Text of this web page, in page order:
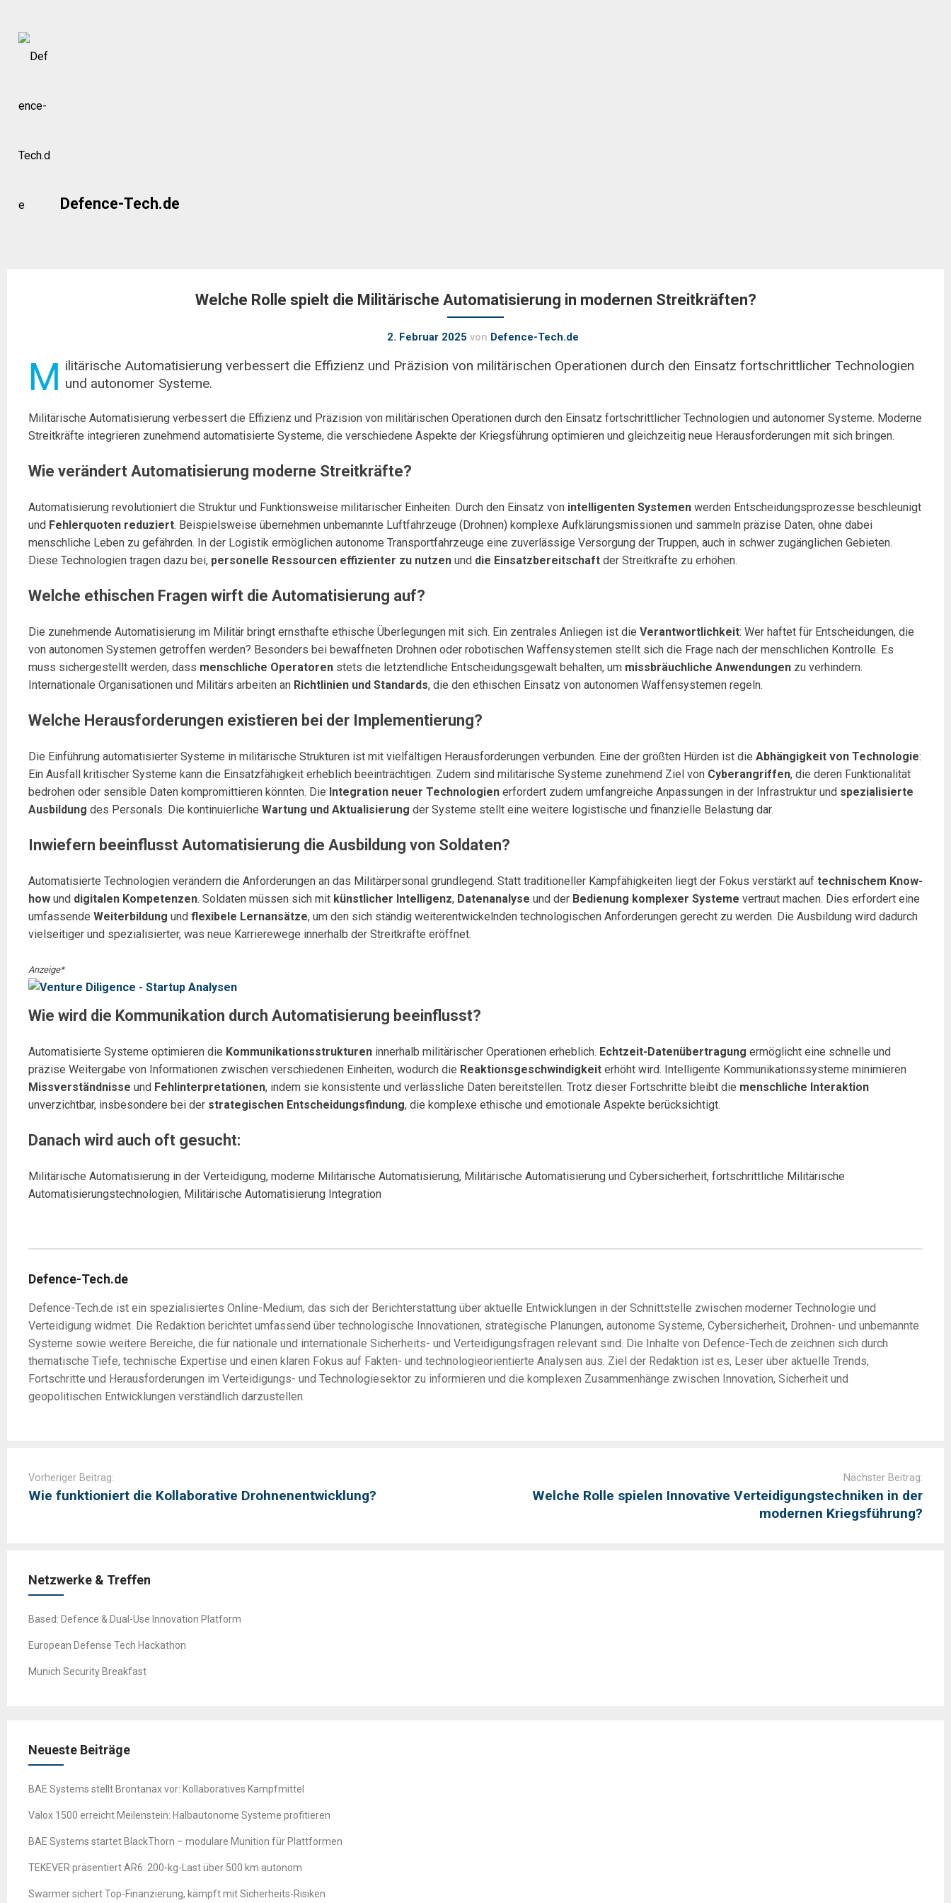
Skip
Defence-Tech.de
Welche Rolle spielt die Militärische Automatisierung in modernen Streitkräften?
2. Februar 2025 von Defence-Tech.de
M ilitärische Automatisierung verbessert die Effizienz und Präzision von militärischen Operationen durch den Einsatz fortschrittlicher Technologien
und autonomer Systeme.
Militärische Automatisierung verbessert die Effizienz und Präzision von militärischen Operationen durch den Einsatz fortschrittlicher Technologien und autonomer Systeme. Moderne
Streitkräfte integrieren zunehmend automatisierte Systeme, die verschiedene Aspekte der Kriegsführung optimieren und gleichzeitig neue Herausforderungen mit sich bringen.
Wie verändert Automatisierung moderne Streitkräfte?
Automatisierung revolutioniert die Struktur und Funktionsweise militärischer Einheiten. Durch den Einsatz von intelligenten Systemen werden Entscheidungsprozesse beschleunigt
und Fehlerquoten reduziert. Beispielsweise übernehmen unbemannte Luftfahrzeuge (Drohnen) komplexe Aufklärungsmissionen und sammeln präzise Daten, ohne dabei
menschliche Leben zu gefährden. In der Logistik ermöglichen autonome Transportfahrzeuge eine zuverlässige Versorgung der Truppen, auch in schwer zugänglichen Gebieten.
Diese Technologien tragen dazu bei, personelle Ressourcen effizienter zu nutzen und die Einsatzbereitschaft der Streitkräfte zu erhöhen.
Welche ethischen Fragen wirft die Automatisierung auf?
Die zunehmende Automatisierung im Militär bringt ernsthafte ethische Überlegungen mit sich. Ein zentrales Anliegen ist die Verantwortlichkeit: Wer haftet für Entscheidungen, die
von autonomen Systemen getroffen werden? Besonders bei bewaffneten Drohnen oder robotischen Waffensystemen stellt sich die Frage nach der menschlichen Kontrolle. Es
muss sichergestellt werden, dass menschliche Operatoren stets die letztendliche Entscheidungsgewalt behalten, um missbräuchliche Anwendungen zu verhindern.
Internationale Organisationen und Militärs arbeiten an Richtlinien und Standards, die den ethischen Einsatz von autonomen Waffensystemen regeln.
Welche Herausforderungen existieren bei der Implementierung?
Die Einführung automatisierter Systeme in militärische Strukturen ist mit vielfältigen Herausforderungen verbunden. Eine der größten Hürden ist die Abhängigkeit von Technologie:
Ein Ausfall kritischer Systeme kann die Einsatzfähigkeit erheblich beeinträchtigen. Zudem sind militärische Systeme zunehmend Ziel von Cyberangriffen, die deren Funktionalität
bedrohen oder sensible Daten kompromittieren könnten. Die Integration neuer Technologien erfordert zudem umfangreiche Anpassungen in der Infrastruktur und spezialisierte
Ausbildung des Personals. Die kontinuierliche Wartung und Aktualisierung der Systeme stellt eine weitere logistische und finanzielle Belastung dar.
Inwiefern beeinflusst Automatisierung die Ausbildung von Soldaten?
Automatisierte Technologien verändern die Anforderungen an das Militärpersonal grundlegend. Statt traditioneller Kampfähigkeiten liegt der Fokus verstärkt auf technischem Know-
how und digitalen Kompetenzen. Soldaten müssen sich mit künstlicher Intelligenz, Datenanalyse und der Bedienung komplexer Systeme vertraut machen. Dies erfordert eine
umfassende Weiterbildung und flexibele Lernansätze, um den sich ständig weiterentwickelnden technologischen Anforderungen gerecht zu werden. Die Ausbildung wird dadurch
vielseitiger und spezialisierter, was neue Karrierewege innerhalb der Streitkräfte eröffnet.
Anzeige*
Wie wird die Kommunikation durch Automatisierung beeinflusst?
Automatisierte Systeme optimieren die Kommunikationsstrukturen innerhalb militärischer Operationen erheblich. Echtzeit-Datenübertragung ermöglicht eine schnelle und
präzise Weitergabe von Informationen zwischen verschiedenen Einheiten, wodurch die Reaktionsgeschwindigkeit erhöht wird. Intelligente Kommunikationssysteme minimieren
Missverständnisse und Fehlinterpretationen, indem sie konsistente und verlässliche Daten bereitstellen. Trotz dieser Fortschritte bleibt die menschliche Interaktion
unverzichtbar, insbesondere bei der strategischen Entscheidungsfindung, die komplexe ethische und emotionale Aspekte berücksichtigt.
Danach wird auch oft gesucht:
Militärische Automatisierung in der Verteidigung, moderne Militärische Automatisierung, Militärische Automatisierung und Cybersicherheit, fortschrittliche Militärische
Automatisierungstechnologien, Militärische Automatisierung Integration
Defence-Tech.de
Defence-Tech.de ist ein spezialisiertes Online-Medium, das sich der Berichterstattung über aktuelle Entwicklungen in der Schnittstelle zwischen moderner Technologie und
Verteidigung widmet. Die Redaktion berichtet umfassend über technologische Innovationen, strategische Planungen, autonome Systeme, Cybersicherheit, Drohnen- und unbemannte
Systeme sowie weitere Bereiche, die für nationale und internationale Sicherheits- und Verteidigungsfragen relevant sind. Die Inhalte von Defence-Tech.de zeichnen sich durch
thematische Tiefe, technische Expertise und einen klaren Fokus auf Fakten- und technologieorientierte Analysen aus. Ziel der Redaktion ist es, Leser über aktuelle Trends,
Fortschritte und Herausforderungen im Verteidigungs- und Technologiesektor zu informieren und die komplexen Zusammenhänge zwischen Innovation, Sicherheit und
geopolitischen Entwicklungen verständlich darzustellen.
navigation
Vorheriger Beitrag:
Wie funktioniert die Kollaborative Drohnenentwicklung?
Nächster Beitrag:
Welche Rolle spielen Innovative Verteidigungstechniken in der
modernen Kriegsführung?
Netzwerke & Treffen
Based: Defence & Dual-Use Innovation Platform
European Defense Tech Hackathon
Munich Security Breakfast
Neueste Beiträge
BAE Systems stellt Brontanax vor: Kollaboratives Kampfmittel
Valox 1500 erreicht Meilenstein: Halbautonome Systeme profitieren
BAE Systems startet BlackThorn – modulare Munition für Plattformen
TEKEVER präsentiert AR6: 200-kg-Last über 500 km autonom
Swarmer sichert Top-Finanzierung, kämpft mit Sicherheits-Risiken